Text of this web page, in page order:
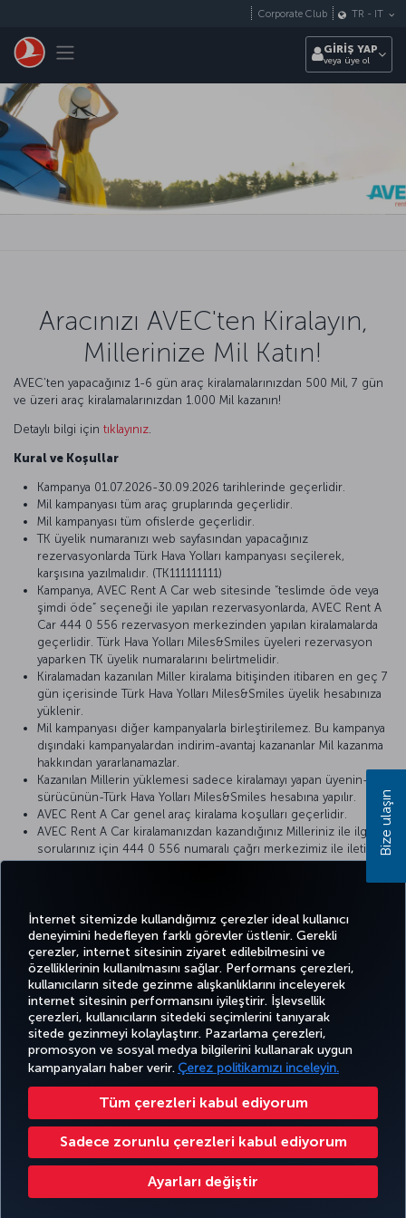
İnternet sitemizde kullandığımız çerezler ideal kullanıcı
deneyimini hedefleyen farklı görevler üstlenir. Gerekli
çerezler, internet sitesinin ziyaret edilebilmesini ve
özelliklerinin kullanılmasını sağlar. Performans çerezleri,
kullanıcıların sitede gezinme alışkanlıklarını inceleyerek
internet sitesinin performansını iyileştirir. İşlevsellik
çerezleri, kullanıcıların sitedeki seçimlerini tanıyarak
sitede gezinmeyi kolaylaştırır. Pazarlama çerezleri,
promosyon ve sosyal medya bilgilerini kullanarak uygun
kampanyaları haber verir. Çerez politikamızı inceleyin.
Tüm çerezleri kabul ediyorum
Sadece zorunlu çerezleri kabul ediyorum
Ayarları değiştir
Toggle navigation
Corporate Club TR - IT
GİRİŞ YAP
veya üye ol
Aracınızı AVEC'ten Kiralayın,
Millerinize Mil Katın!
AVEC’ten yapacağınız 1-6 gün araç kiralamalarınızdan 500 Mil, 7 gün
ve üzeri araç kiralamalarınızdan 1.000 Mil kazanın!
Detaylı bilgi için tıklayınız.
Kural ve Koşullar
Kampanya 01.07.2026-30.09.2026 tarihlerinde geçerlidir.
Mil kampanyası tüm araç gruplarında geçerlidir.
Mil kampanyası tüm ofislerde geçerlidir.
TK üyelik numaranızı web sayfasından yapacağınız
rezervasyonlarda Türk Hava Yolları kampanyası seçilerek,
karşısına yazılmalıdır. (TK111111111)
Kampanya, AVEC Rent A Car web sitesinde “teslimde öde veya
şimdi öde” seçeneği ile yapılan rezervasyonlarda, AVEC Rent A
Car 444 0 556 rezervasyon merkezinden yapılan kiralamalarda
geçerlidir. Türk Hava Yolları Miles&Smiles üyeleri rezervasyon
yaparken TK üyelik numaralarını belirtmelidir.
Kiralamadan kazanılan Miller kiralama bitişinden itibaren en geç 7
gün içerisinde Türk Hava Yolları Miles&Smiles üyelik hesabınıza
yüklenir.
Mil kampanyası diğer kampanyalarla birleştirilemez. Bu kampanya
dışındaki kampanyalardan indirim-avantaj kazananlar Mil kazanma
hakkından yararlanamazlar.
Kazanılan Millerin yüklemesi sadece kiralamayı yapan üyenin-
sürücünün-Türk Hava Yolları Miles&Smiles hesabına yapılır.
AVEC Rent A Car genel araç kiralama koşulları geçerlidir.
AVEC Rent A Car kiralamanızdan kazandığınız Milleriniz ile ilgili
sorularınız için 444 0 556 numaralı çağrı merkezimiz ile iletişime
AVEC Rent A Car kampanya koşullarında değişiklik yapma hakkını
TwitterFacebook
Instagram
YoutubeLinkedIn
TiktokBlogPinterest
BİLET
AL VE
YÖNET
DENEYİM
FIRSATLAR
VE UÇUŞ
NOKTALARI
YARDIM
TURKISH
AIRLINES
HOLIDAYS
MILES&SMILES
Bilgi Toplumu Hizmetleri Erişilebilirlik Gizlilik ve Çerez Politikası Yasal Uyarı Yolcu Hakları
Çerez Ayarlarını Değiştir
Türk Hava Yolları A.O. Her hakkı saklıdır. © 1996 - 2025
Bize ulaşın